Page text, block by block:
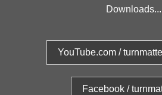
Downloads...
YouTube.com /
Facebook /